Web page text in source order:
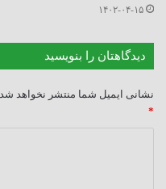
۱۴۰۲-۰۴-۱۵
دیدگاهتان را بنویسید
نشانی ایمیل شما منتشر نخواهد شد.
*